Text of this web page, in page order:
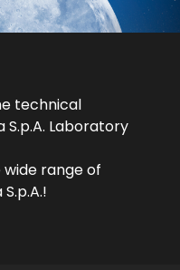
technical
Laboratory
range of